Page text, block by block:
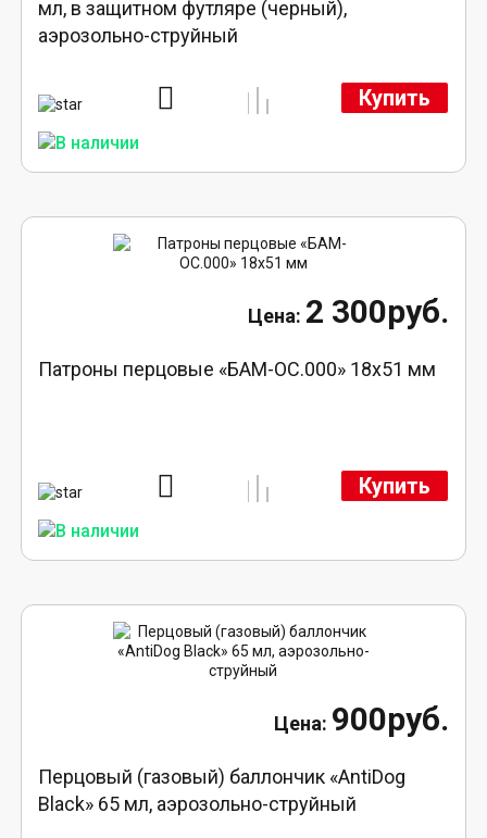
мл, в защитном футляре (черный),
аэрозольно-струйный
Купить
2 300руб.
Патроны перцовые «БАМ-ОС.000» 18х51 мм
Купить
900руб.
Перцовый (газовый) баллончик «AntiDog
Black» 65 мл, аэрозольно-струйный